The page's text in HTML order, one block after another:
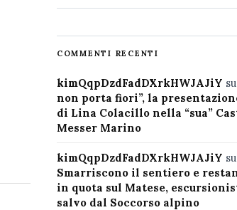
COMMENTI RECENTI
kimQqpDzdFadDXrkHWJAJiY su
non porta fiori”, la
di Lina Colacillo nella “sua”
Messer Marino
kimQqpDzdFadDXrkHWJAJiY su
Smarriscono il sentiero e
in quota sul Matese,
salvo dal Soccorso alpino